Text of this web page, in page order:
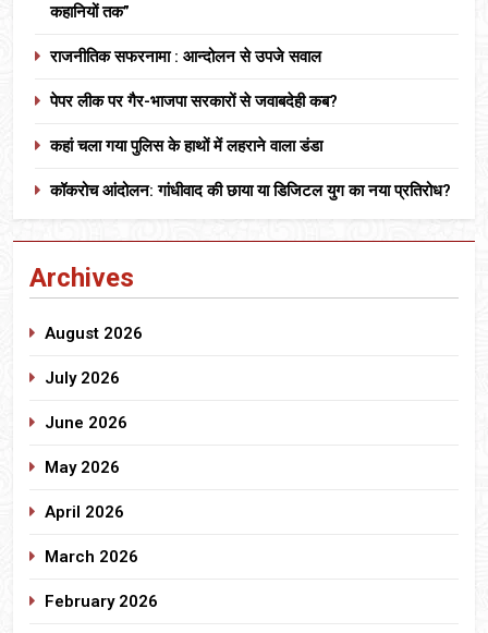
कहानियों तक”
राजनीतिक सफरनामा : आन्दोलन से उपजे सवाल
पेपर लीक पर गैर-भाजपा सरकारों से जवाबदेही कब?
कहां चला गया पुलिस के हाथों में लहराने वाला डंडा
कॉकरोच आंदोलन: गांधीवाद की छाया या डिजिटल युग का नया प्रतिरोध?
Archives
August 2026
July 2026
June 2026
May 2026
April 2026
March 2026
February 2026